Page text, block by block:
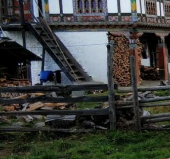
コ
ン
テ
ン
へ
ス
キ
ッ
プ